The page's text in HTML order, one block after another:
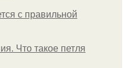
с правильной
Что такое петля